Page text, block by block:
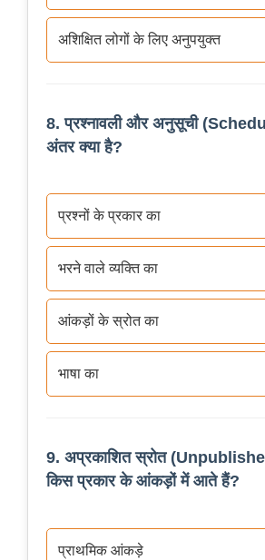
अशिक्षित लोगों के लिए अनुपयुक्त
8. प्रश्नावली और अनुसूची
अंतर क्या है?
प्रश्नों के प्रकार का
भरने वाले व्यक्ति का
आंकड़ों के स्रोत का
भाषा का
9. अप्रकाशित स्रोत
किस प्रकार के आंकड़ों में आते हैं?
प्राथमिक आंकड़े